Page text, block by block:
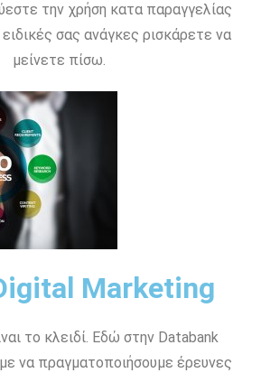
την χρήση κατα παραγγελίας
ειδικές σας ανάγκες ρισκάρετε να
μείνετε πίσω.
Marketing
το κλειδί. Εδώ στην Databank
να πραγματοποιήσουμε έρευνες